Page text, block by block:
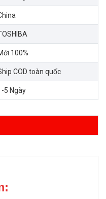
100%
COD toàn quốc
5 Ngày